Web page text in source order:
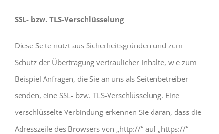
SSL- bzw. TLS-Verschlüsselung
Diese Seite nutzt aus Sicherheitsgründen und zum
Schutz der Übertragung vertraulicher Inhalte, wie zum
Beispiel Anfragen, die Sie an uns als Seitenbetreiber
senden, eine SSL- bzw. TLS-Verschlüsselung. Eine
verschlüsselte Verbindung erkennen Sie daran, dass die
Adresszeile des Browsers von „http://“ auf „https://“